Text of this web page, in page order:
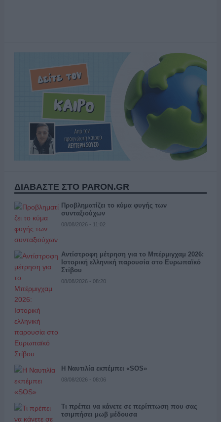
ΔΙΑΒΑΣΤΕ ΣΤΟ PARON.GR
Προβληματίζει το κύμα φυγής των
συνταξιούχων
08/08/2026 - 11:02
Αντίστροφη μέτρηση για το Μπέρμιγχαμ 2026:
Ιστορική ελληνική παρουσία στο Ευρωπαϊκό
Στίβου
08/08/2026 - 08:20
Η Ναυτιλία εκπέμπει «SOS»
08/08/2026 - 08:06
Τι πρέπει να κάνετε σε περίπτωση που σας
τσιμπήσει μωβ μέδουσα